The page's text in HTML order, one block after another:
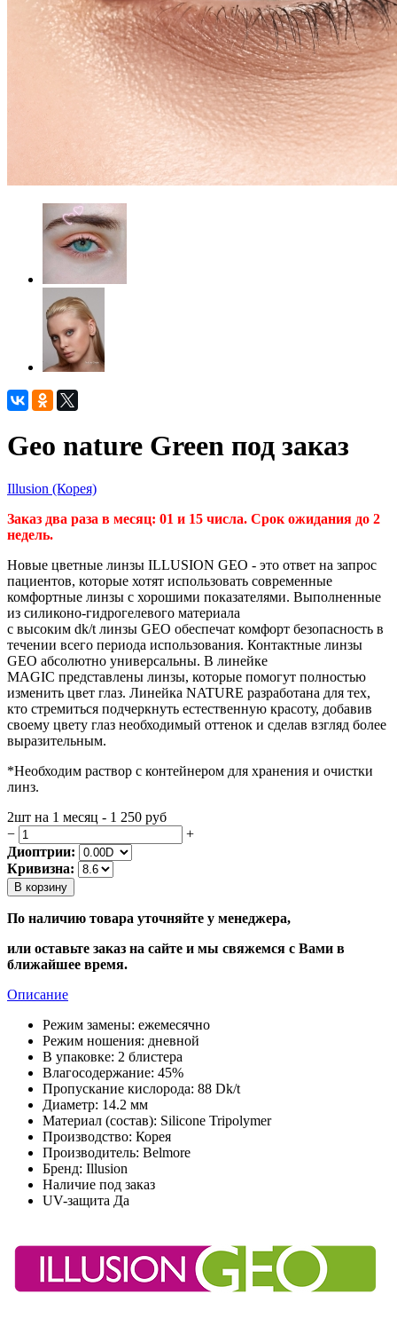
Geo nature Green под заказ
Illusion (Корея)
Заказ два раза в месяц: 01 и 15 числа. Срок ожидания до 2
недель.
Новые цветные линзы ILLUSION GEO - это ответ на запрос
пациентов, которые хотят использовать современные
комфортные линзы с хорошими показателями. Выполненные
из силиконо-гидрогелевого материала
c высоким dk/t линзы GEO обеспечат комфорт безопасность в
течении всего периода использования. Контактные линзы
GEO абсолютно универсальны. В линейке
MAGIC представлены линзы, которые помогут полностью
изменить цвет глаз. Линейка NATURE разработана для тех,
кто стремиться подчеркнуть естественную красоту, добавив
своему цвету глаз необходимый оттенок и сделав взгляд более
выразительным.
*Необходим раствор с контейнером для хранения и очистки
линз.
2шт на 1 месяц - 1 250 руб
−
+
Диоптрии:
Кривизна:
В корзину
По наличию товара уточняйте у менеджера,
или оставьте заказ на сайте и мы свяжемся с Вами в
ближайшее время.
Описание
Режим замены: ежемесячно
Режим ношения: дневной
В упаковке: 2 блистера
Влагосодержание: 45%
Пропускание кислорода: 88 Dk/t
Диаметр: 14.2 мм
Материал (состав): Silicone Tripolymer
Производство: Корея
Производитель: Belmore
Бренд: Illusion
Наличие под заказ
UV-защита Да